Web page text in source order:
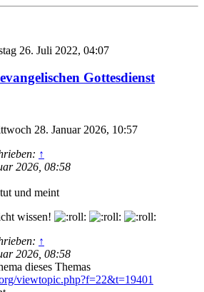
26. Juli 2022, 04:07
Gottesdienst
28. Januar 2026, 10:57
↑
2026, 08:58
und meint
wissen!
↑
2026, 08:58
dieses Themas
viewtopic.php?f=22&t=19401